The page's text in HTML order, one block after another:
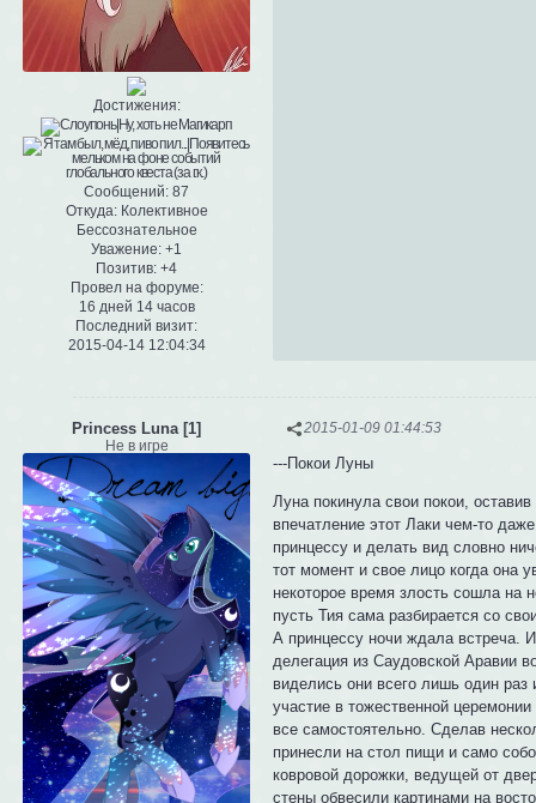
Достижения:
Сообщений: 87
Откуда:Колективное
Бессознательное
Уважение: +1
Позитив: +4
Провел на форуме:
16 дней 14 часов
Последний визит:
2015-04-14 12:04:34
2015-01-09 01:44:53
Princess Luna [1]
Не в игре
---Покои Луны
Луна покинула свои покои,
впечатление этот Лаки чем-то
принцессу и делать вид словно
тот момент и свое лицо когда она
некоторое время злость сошла на
пусть Тия сама разбирается со
А принцессу ночи ждала встреча.
делегация из Саудовской Аравии
виделись они всего лишь один
участие в тожественной
все самостоятельно. Сделав
принесли на стол пищи и само
ковровой дорожки, ведущей от
стены обвесили картинами на